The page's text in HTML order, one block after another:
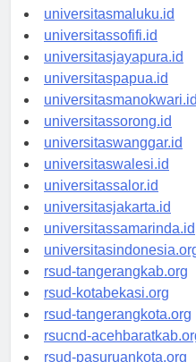
universitasambon.id
universitasmaluku.id
universitassofifi.id
universitasjayapura.id
universitaspapua.id
universitasmanokwari.id
universitassorong.id
universitaswanggar.id
universitaswalesi.id
universitassalor.id
universitasjakarta.id
universitassamarinda.id
universitasindonesia.org
rsud-tangerangkab.org
rsud-kotabekasi.org
rsud-tangerangkota.org
rsucnd-acehbaratkab.org